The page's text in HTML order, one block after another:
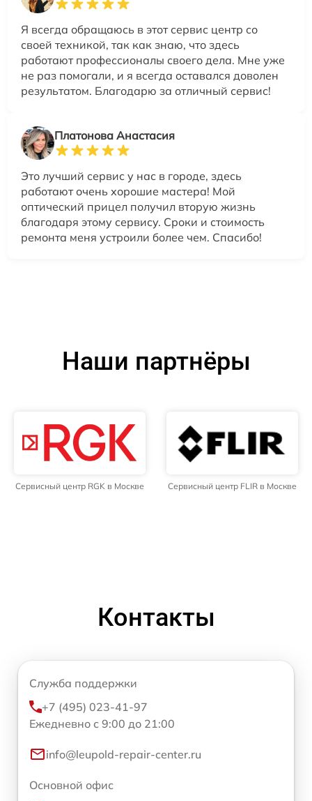
Я всегда обращаюсь в этот сервис центр со
своей техникой, так как знаю, что здесь
работают профессионалы своего дела. Мне уже
не раз помогали, и я всегда оставался доволен
результатом. Благодарю за отличный сервис!
Платонова Анастасия
Это лучший сервис у нас в городе, здесь
работают очень хорошие мастера! Мой
оптический прицел получил вторую жизнь
благодаря этому сервису. Сроки и стоимость
ремонта меня устроили более чем. Спасибо!
Наши партнёры
Сервисный центр RGK в Москве Сервисный центр FLIR в Москве
Контакты
Служба поддержки
+7 (495) 023-41-97
Ежедневно с 9:00 до 21:00
info@leupold-repair-center.ru
Основной офис